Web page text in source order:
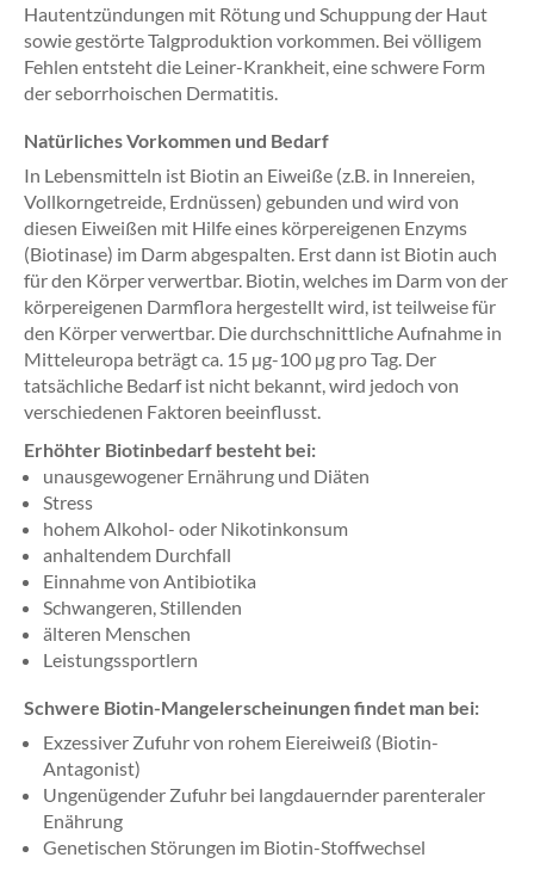
Hautentzündungen mit Rötung und Schuppung der Haut
sowie gestörte Talgproduktion vorkommen. Bei völligem
Fehlen entsteht die Leiner-Krankheit, eine schwere Form
der seborrhoischen Dermatitis.
Natürliches Vorkommen und Bedarf
In Lebensmitteln ist Biotin an Eiweiße (z.B. in Innereien,
Vollkorngetreide, Erdnüssen) gebunden und wird von
diesen Eiweißen mit Hilfe eines körpereigenen Enzyms
(Biotinase) im Darm abgespalten. Erst dann ist Biotin auch
für den Körper verwertbar. Biotin, welches im Darm von der
körpereigenen Darmflora hergestellt wird, ist teilweise für
den Körper verwertbar. Die durchschnittliche Aufnahme in
Mitteleuropa beträgt ca. 15 µg-100 µg pro Tag. Der
tatsächliche Bedarf ist nicht bekannt, wird jedoch von
verschiedenen Faktoren beeinflusst.
Erhöhter Biotinbedarf besteht bei:
unausgewogener Ernährung und Diäten
Stress
hohem Alkohol- oder Nikotinkonsum
anhaltendem Durchfall
Einnahme von Antibiotika
Schwangeren, Stillenden
älteren Menschen
Leistungssportlern
Schwere Biotin-Mangelerscheinungen findet man bei:
Exzessiver Zufuhr von rohem Eiereiweiß (Biotin-
Antagonist)
Ungenügender Zufuhr bei langdauernder parenteraler
Enährung
Genetischen Störungen im Biotin-Stoffwechsel